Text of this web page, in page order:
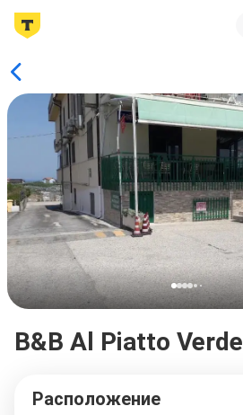
B&B Al Piatto Verde
Расположение